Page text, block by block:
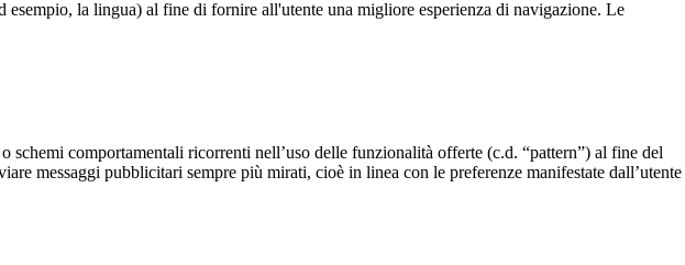
la lingua) al fine di fornire all'utente una migliore esperienza di navigazione. Le
comportamentali ricorrenti nell’uso delle funzionalità offerte (c.d. “pattern”) al fine del
messaggi pubblicitari sempre più mirati, cioè in linea con le preferenze manifestate dall’utente